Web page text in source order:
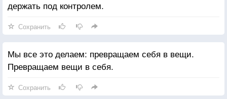
держать под контролем.
Сохранить
Мы все это делаем: превращаем себя в вещи.
Превращаем вещи в себя.
Сохранить